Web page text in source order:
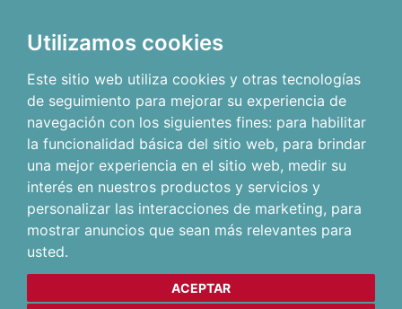
Utilizamos cookies
Este sitio web utiliza cookies y otras tecnologías
de seguimiento para mejorar su experiencia de
navegación con los siguientes fines: para habilitar
la funcionalidad básica del sitio web, para brindar
una mejor experiencia en el sitio web, medir su
interés en nuestros productos y servicios y
personalizar las interacciones de marketing, para
mostrar anuncios que sean más relevantes para
usted.
ACEPTAR